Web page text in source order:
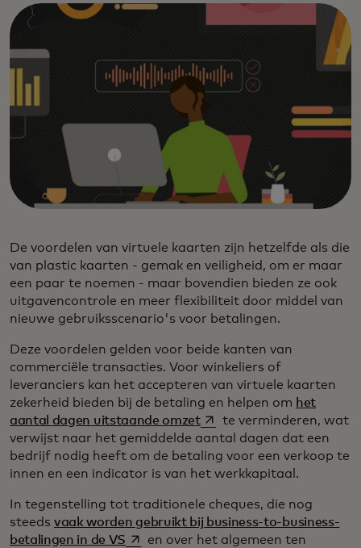
De voordelen van virtuele kaarten zijn hetzelfde als die
van plastic kaarten - gemak en veiligheid, om er maar
een paar te noemen - maar bovendien bieden ze ook
uitgavencontrole en meer flexibiliteit door middel van
nieuwe gebruiksscenario's voor betalingen.
Deze voordelen gelden voor beide kanten van
commerciële transacties. Voor winkeliers of
leveranciers kan het accepteren van virtuele kaarten
zekerheid bieden bij de betaling en helpen om het
aantal dagen uitstaande omzetopens in a new tab
te verminderen, wat
verwijst naar het gemiddelde aantal dagen dat een
bedrijf nodig heeft om de betaling voor een verkoop te
innen en een indicator is van het werkkapitaal.
In tegenstelling tot traditionele cheques, die nog
steeds vaak worden gebruikt bij business-to-business-
betalingen in de VSopens in a new tab
en over het algemeen ten